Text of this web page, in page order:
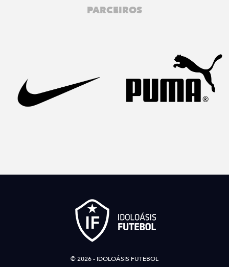
PARCEIROS
© 2026 - IDOLOÁSIS FUTEBOL